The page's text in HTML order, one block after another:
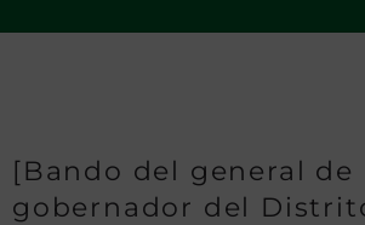
[Bando del general de
gobernador del